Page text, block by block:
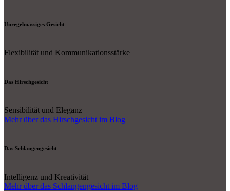
Unregelmässiges Gesicht
Flexibilität und Kommunikationsstärke
Das Hirschgesicht
Sensibilität und Eleganz
Mehr über das Hirschgesicht im Blog
Das Schlangengesicht
Intelligenz und Kreativität
Mehr über das Schlangengesicht im Blog